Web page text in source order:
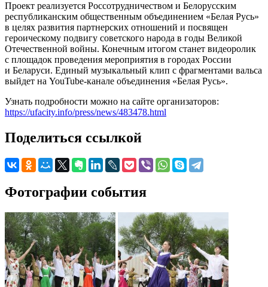
Проект реализуется Россотрудничеством и Белорусским
республиканским общественным объединением «Белая Русь»
в целях развития партнерских отношений и посвящен
героическому подвигу советского народа в годы Великой
Отечественной войны. Конечным итогом станет видеоролик
с площадок проведения мероприятия в городах России
и Беларуси. Единый музыкальный клип с фрагментами вальса
выйдет на YouTube-канале объединения «Белая Русь».
Узнать подробности можно на сайте организаторов:
https://ufacity.info/press/news/483478.html
Поделиться ссылкой
Фотографии события